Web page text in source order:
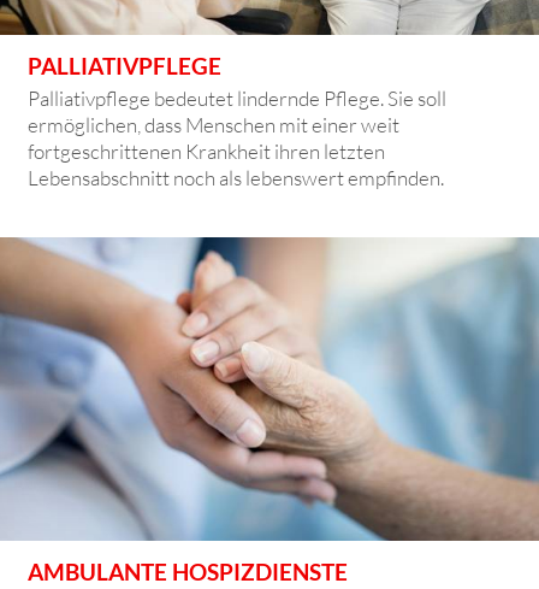
PALLIATIVPFLEGE
Palliativpflege bedeutet lindernde Pflege. Sie soll
ermöglichen, dass Menschen mit einer weit
fortgeschrittenen Krankheit ihren letzten
Lebensabschnitt noch als lebenswert empfinden.
AMBULANTE HOSPIZDIENSTE